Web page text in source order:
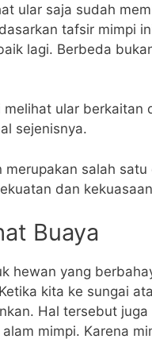
ular saja sudah
tafsir mimpi
lagi. Berbeda
ular berkaitan
sejenisnya.
salah
dan
Buaya
hewan yang
kita ke sungai
Hal tersebut juga
mimpi. Karena